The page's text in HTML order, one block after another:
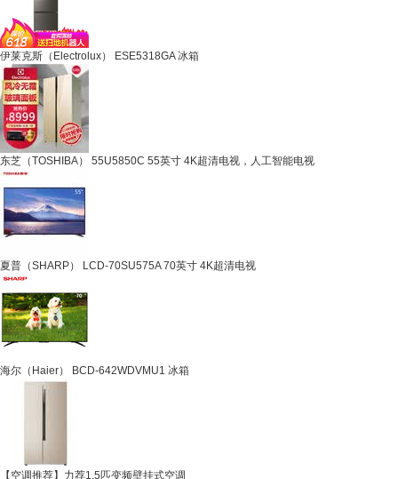
伊莱克斯（Electrolux） ESE5318GA 冰箱
东芝（TOSHIBA） 55U5850C 55英寸 4K超清电视，人工智能电视
夏普（SHARP） LCD-70SU575A 70英寸 4K超清电视
海尔（Haier） BCD-642WDVMU1 冰箱
【空调推荐】力荐1.5匹变频壁挂式空调